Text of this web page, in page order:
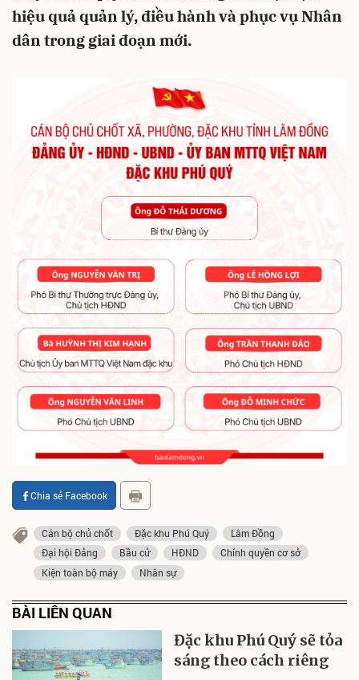
hiệu quả quản lý, điều hành và phục vụ Nhân
dân trong giai đoạn mới.
Chia sẻ Facebook
Cán bộ chủ chốt Đặc khu Phú Quý
Lâm Đồng
Đại hội Đảng
Bầu cử HĐND
Chính quyền cơ sở
Kiện toàn bộ máy
Nhân sự
BÀI LIÊN QUAN
Đặc khu Phú Quý sẽ tỏa
sáng theo cách riêng